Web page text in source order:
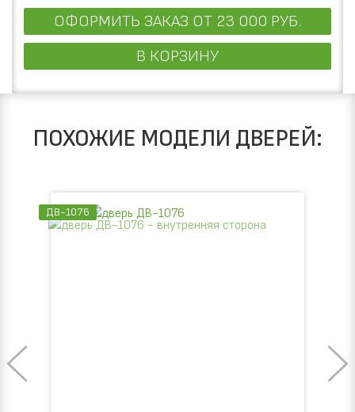
ОФОРМИТЬ ЗАКАЗ ОТ 23 000 РУБ.
В КОРЗИНУ
ПОХОЖИЕ МОДЕЛИ ДВЕРЕЙ:
ДВ-1076